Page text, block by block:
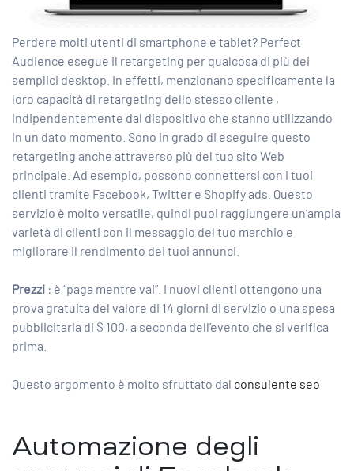
Perdere molti utenti di smartphone e tablet? Perfect
Audience esegue il retargeting per qualcosa di più dei
semplici desktop. In effetti, menzionano specificamente la
loro capacità di retargeting dello stesso cliente ,
indipendentemente dal dispositivo che stanno utilizzando
in un dato momento. Sono in grado di eseguire questo
retargeting anche attraverso più del tuo sito Web
principale. Ad esempio, possono connettersi con i tuoi
clienti tramite Facebook, Twitter e Shopify ads. Questo
servizio è molto versatile, quindi puoi raggiungere un’ampia
varietà di clienti con il messaggio del tuo marchio e
migliorare il rendimento dei tuoi annunci.
Prezzi : è “paga mentre vai”. I nuovi clienti ottengono una
prova gratuita del valore di 14 giorni di servizio o una spesa
pubblicitaria di $ 100, a seconda dell’evento che si verifica
prima.
Questo argomento è molto sfruttato dal consulente seo
Automazione degli